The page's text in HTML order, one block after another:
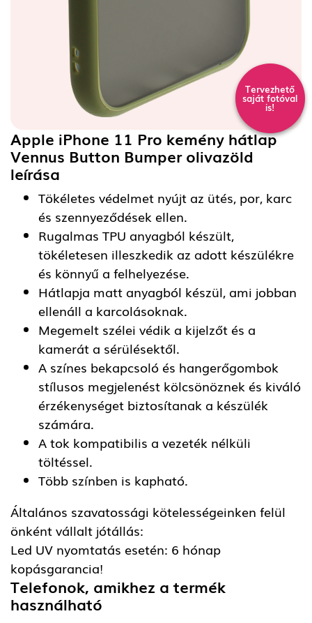
Tervezhető
saját fotóval
is!
Apple iPhone 11 Pro kemény hátlap
Vennus Button Bumper olivazöld
leírása
Tökéletes védelmet nyújt az ütés, por, karc
és szennyeződések ellen.
Rugalmas TPU anyagból készült,
tökéletesen illeszkedik az adott készülékre
és könnyű a felhelyezése.
Hátlapja matt anyagból készül, ami jobban
ellenáll a karcolásoknak.
Megemelt szélei védik a kijelzőt és a
kamerát a sérülésektől.
A színes bekapcsoló és hangerőgombok
stílusos megjelenést kölcsönöznek és kiváló
érzékenységet biztosítanak a készülék
számára.
A tok kompatibilis a vezeték nélküli
töltéssel.
Több színben is kapható.
Általános szavatossági kötelességeinken felül
önként vállalt jótállás:
Led UV nyomtatás esetén: 6 hónap
kopásgarancia!
Telefonok, amikhez a termék
használható